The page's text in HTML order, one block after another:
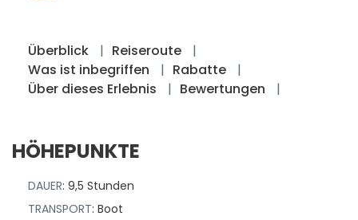
Überblick
Reiseroute
Was ist inbegriffen
Rabatte
Über dieses Erlebnis
Bewertungen
HÖHEPUNKTE
DAUER: 9,5 Stunden
TRANSPORT: Boot